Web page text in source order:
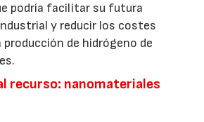
podría facilitar su futura
y reducir los costes
producción de hidrógeno de
recurso: nanomateriales